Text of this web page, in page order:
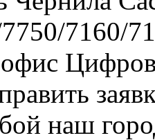
7160/
офис
наш